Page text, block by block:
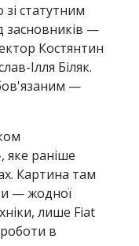
статутним
засновників —
Костянтин
Ілля Біляк.
—
яке раніше
Картина там
— жодної
лише Fiat
в